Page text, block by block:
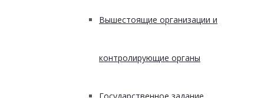
Вышестоящие организации и
контролирующие органы